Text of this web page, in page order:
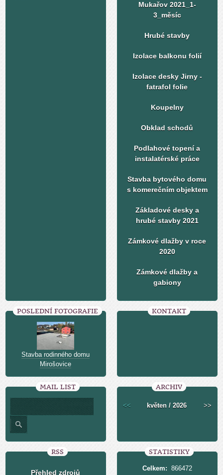
Mukařov 2021_1-
3_měsíc
Hrubé stavby
Izolace balkonu folií
Izolace desky Jirny -
fatrafol folie
Koupelny
Obklad schodů
Podlahové topení a
instalatérské práce
Stavba bytového domu
s komerečním objektem
Základové desky a
hrubé stavby 2021
Zámkové dlažby v roce
2020
Zámkové dlažby a
gabiony
POSLEDNÍ FOTOGRAFIE
Stavba rodinného domu
Mirošovice
KONTAKT
MAIL LIST ARCHIV
<< květen / 2026 >>
RSS
Přehled zdrojů
STATISTIKY
Celkem: 866472